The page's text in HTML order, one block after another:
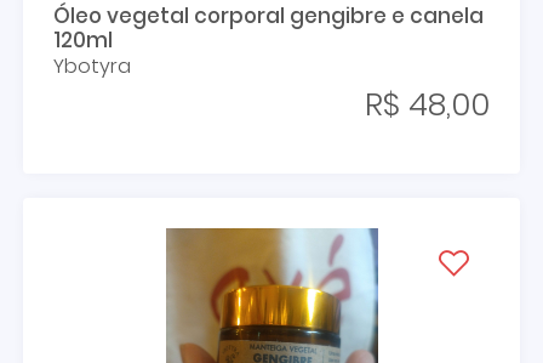
Óleo vegetal corporal gengibre e canela
120ml
Ybotyra
R$ 48,00